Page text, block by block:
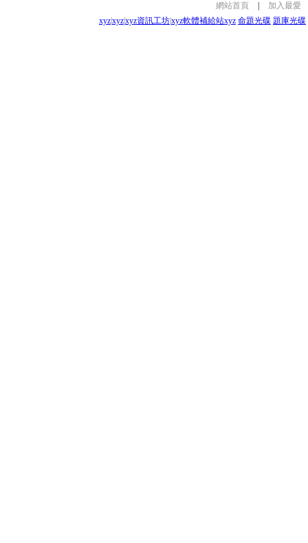
網站首頁
加入最愛
xyzxyzxyz資訊工坊xyz軟體補給站xyz 命題光碟 題庫光碟